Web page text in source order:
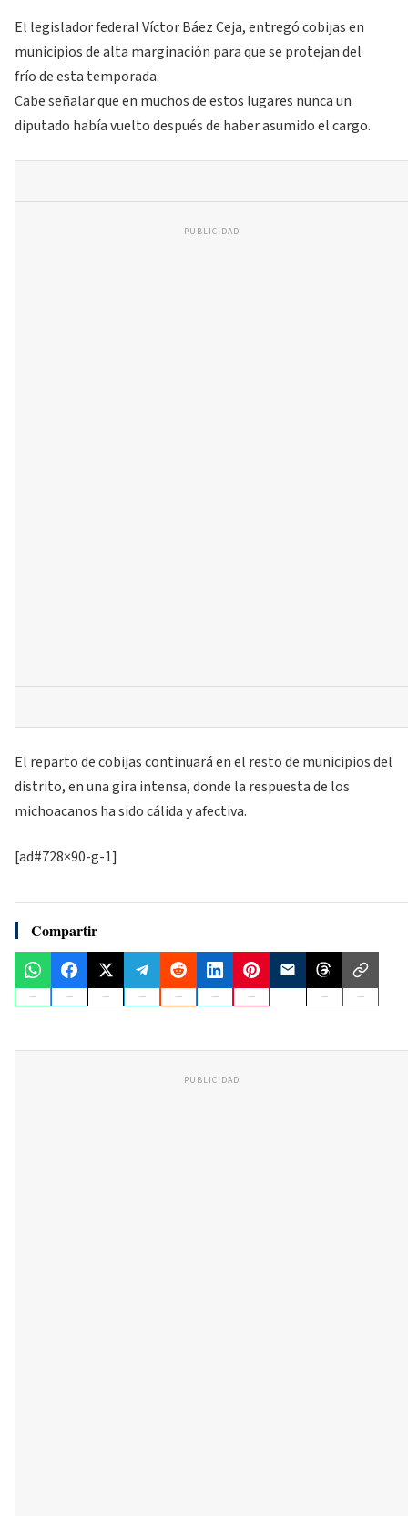
El legislador federal Víctor Báez Ceja, entregó cobijas en
municipios de alta marginación para que se protejan del
frío de esta temporada.
Cabe señalar que en muchos de estos lugares nunca un
diputado había vuelto después de haber asumido el cargo.
PUBLICIDAD
El reparto de cobijas continuará en el resto de municipios del
distrito, en una gira intensa, donde la respuesta de los
michoacanos ha sido cálida y afectiva.
[ad#728×90-g-1]
Compartir
PUBLICIDAD